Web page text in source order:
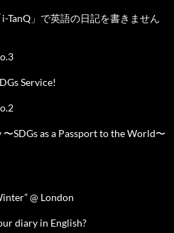
TanQ」で英語の日記を書きません
Service!
〜SDGs as a Passport to the World〜
@ London
diary in English?